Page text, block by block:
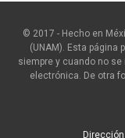
© 2017 - Hecho en
(UNAM). Esta página
siempre y cuando no
electrónica. De otra